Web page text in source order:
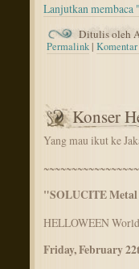
Lanjutkan membaca
Ditulis oleh
Permalink |
Konser
Yang mau ikut ke
"SOLUCITE Metal
HELLOWEEN
Friday, February